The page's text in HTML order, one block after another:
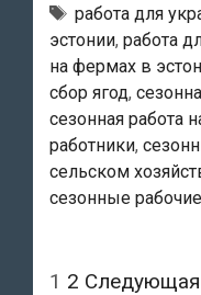
Теги
работа для
эстонии, работа
на фермах в
сбор ягод,
сезонная работа
работники,
сельском
сезонные рабочие
Post
1 2